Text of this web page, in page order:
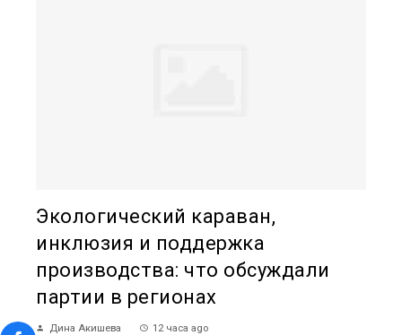
Экологический караван,
инклюзия и поддержка
производства: что обсуждали
партии в регионах
Дина Акишева 12 часа ago